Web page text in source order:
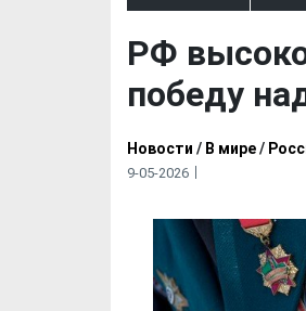
РФ
победу
Новости / В мире/
9-05-2026